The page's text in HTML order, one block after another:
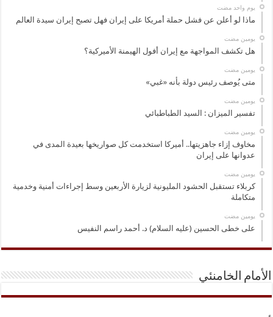
‏يوم واحد مضت
ماذا لو أعلن عن فشل حملة أمريكا على إيران فهل تصبح إيران سيدة العالم
‏يومين مضت
هل تكشف المواجهة مع إيران أفول الهيمنة الأميركية؟
‏يومين مضت
متى يُوصف رئيس دولة بأنه «غبي»
‏يومين مضت
تفسير الميزان : السيد الطباطبائي
‏يومين مضت
مخاوف إزاء جاهزيتها.. أميركا استخدمت كل صواريخها بعيدة المدى في
عدوانها على إيران
‏يومين مضت
كربلاء تستقبل الحشود المليونية لزيارة الأربعين وسط إجراءات أمنية وخدمية
متكاملة
‏يومين مضت
على خطى الحسين (عليه السلام) د. أحمد راسم النفيس
الأمام الخامنئي